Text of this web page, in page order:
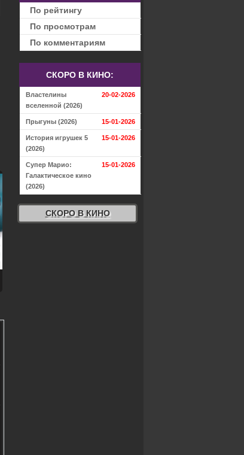
По рейтингу
По просмотрам
По комментариям
СКОРО В КИНО:
Властелины
вселенной (2026)
20-02-2026
Прыгуны (2026) 15-01-2026
История игрушек 5
(2026)
15-01-2026
Супер Марио:
Галактическое кино
(2026)
15-01-2026
СКОРО В КИНО